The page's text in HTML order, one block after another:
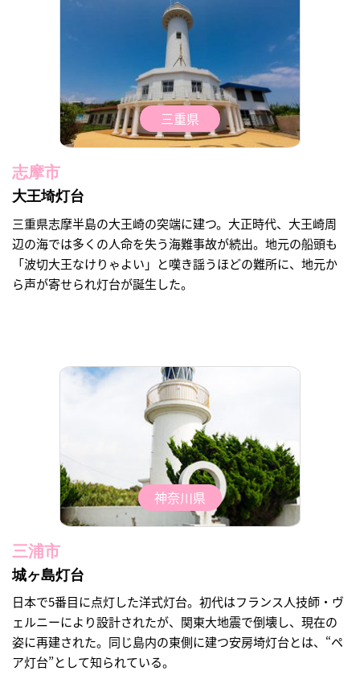
三重県
志摩市
大王埼灯台
三重県志摩半島の大王崎の突端に建つ。大正時代、大王崎周
辺の海では多くの人命を失う海難事故が続出。地元の船頭も
「波切大王なけりゃよい」と嘆き謡うほどの難所に、地元か
ら声が寄せられ灯台が誕生した。
神奈川県
三浦市
城ヶ島灯台
日本で5番目に点灯した洋式灯台。初代はフランス人技師・ヴ
ェルニーにより設計されたが、関東大地震で倒壊し、現在の
姿に再建された。同じ島内の東側に建つ安房埼灯台とは、“ペ
ア灯台”として知られている。